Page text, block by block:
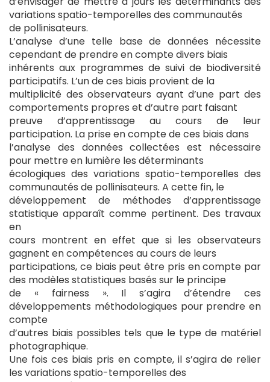
variations spatio-temporelles des communautés
de pollinisateurs.
L’analyse d’une telle base de données nécessite
cependant de prendre en compte divers biais
inhérents aux programmes de suivi de biodiversité
participatifs. L’un de ces biais provient de la
multiplicité des observateurs ayant d’une part des
comportements propres et d’autre part faisant
preuve d’apprentissage au cours de leur
participation. La prise en compte de ces biais dans
l’analyse des données collectées est nécessaire
pour mettre en lumière les déterminants
écologiques des variations spatio-temporelles des
communautés de pollinisateurs. A cette fin, le
développement de méthodes d’apprentissage
statistique apparaît comme pertinent. Des travaux
en
cours montrent en effet que si les observateurs
gagnent en compétences au cours de leurs
participations, ce biais peut être pris en compte par
des modèles statistiques basés sur le principe
de « fairness ». Il s’agira d’étendre ces
développements méthodologiques pour prendre en
compte
d’autres biais possibles tels que le type de matériel
photographique.
Une fois ces biais pris en compte, il s’agira de relier
les variations spatio-temporelles des